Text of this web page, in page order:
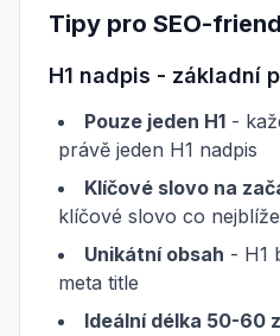
Tipy pro SEO-
H1 nadpis - základní
Pouze jeden H1 -
právě jeden H1 nadpis
Klíčové slovo na
klíčové slovo co
Unikátní obsah - H1
meta title
Ideální délka 50-60